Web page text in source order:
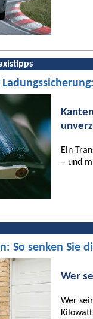
Ein
– und
So senken
Wer
Wer